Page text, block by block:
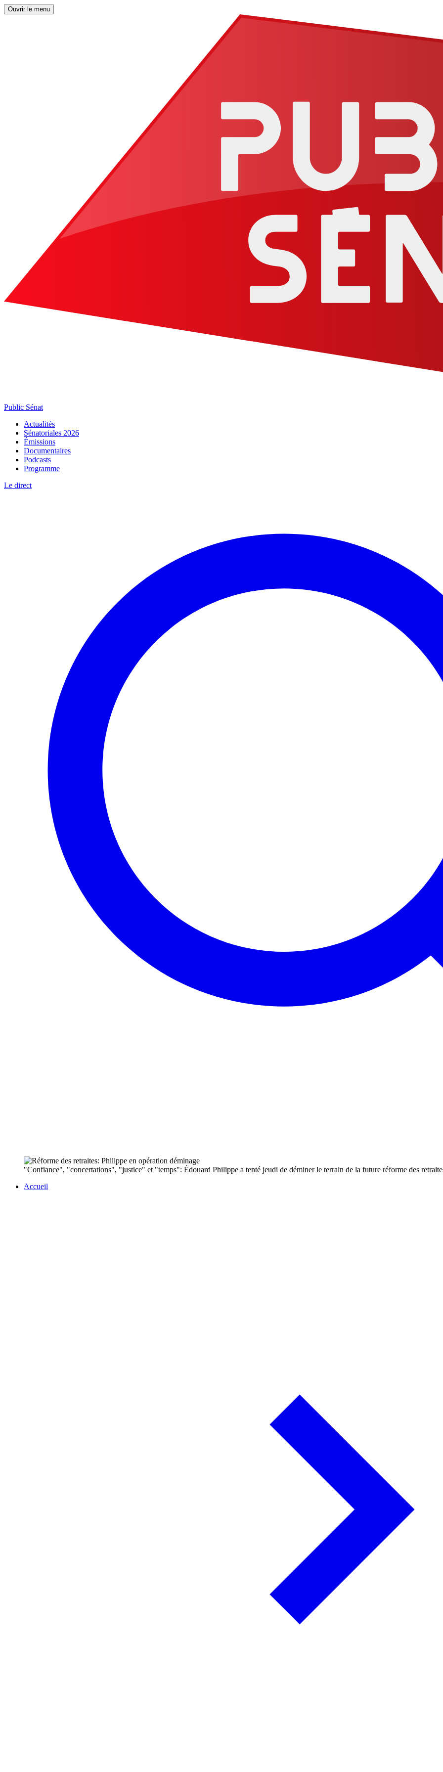
Ouvrir le menu
Public Sénat
Actualités
Sénatoriales 2026
Émissions
Documentaires
Podcasts
Programme
Le direct
"Confiance", "concertations", "justice" et "temps": Édouard Philippe a tenté jeudi de déminer le terrain de la future réforme des
Accueil